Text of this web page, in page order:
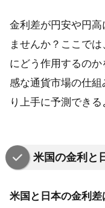
金利差が円安や円
ませんか？ここで
にどう作用するの
感な通貨市場の仕
り上手に予測できる
米国の金利と
米国と日本の金利